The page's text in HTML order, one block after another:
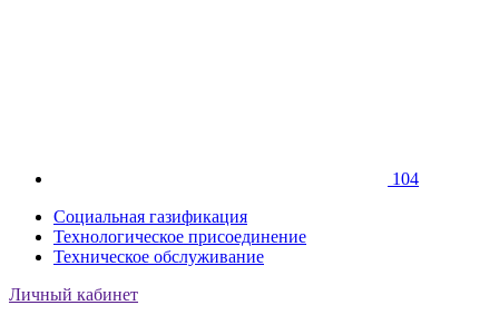
104
Социальная газификация
Технологическое присоединение
Техническое обслуживание
Личный кабинет